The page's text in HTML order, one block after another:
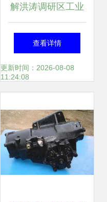
解洪涛调研区工业
项目建设指挥部及
汽车内饰件产业发
查看详情
更新时间：2026-08-08
11:24:08